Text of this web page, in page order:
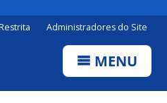
Administradores do Site
MENU